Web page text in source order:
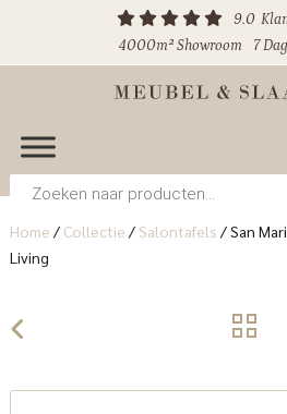
9.0
4000m² Showroom
7
Producten
zoeken
Home / Collectie / Salontafels /San
Living